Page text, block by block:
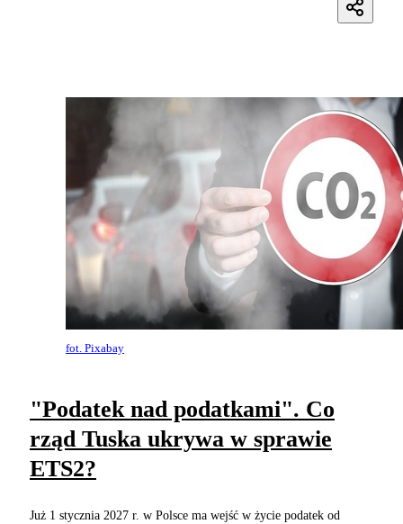
fot. Pixabay
"Podatek nad podatkami". Co
rząd Tuska ukrywa w sprawie
ETS2?
Już 1 stycznia 2027 r. w Polsce ma wejść w życie podatek od